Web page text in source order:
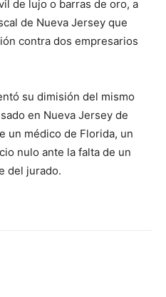
de lujo o barras de oro, a
de Nueva Jersey que
contra dos empresarios
su dimisión del mismo
en Nueva Jersey de
un médico de Florida, un
nulo ante la falta de un
del jurado.